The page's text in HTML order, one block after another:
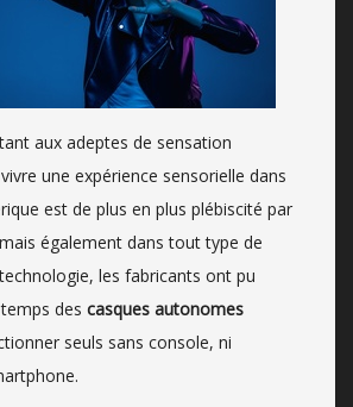
aux adeptes de sensation
une expérience sensorielle dans
est de plus en plus plébiscité par
également dans tout type de
les fabricants ont pu
des casques autonomes
seuls sans console, ni